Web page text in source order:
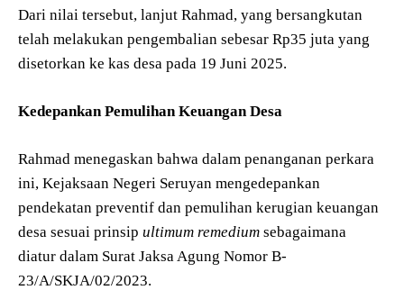
Dari nilai tersebut, lanjut Rahmad, yang bersangkutan
telah melakukan pengembalian sebesar Rp35 juta yang
disetorkan ke kas desa pada 19 Juni 2025.
Kedepankan Pemulihan Keuangan Desa
Rahmad menegaskan bahwa dalam penanganan perkara
ini, Kejaksaan Negeri Seruyan mengedepankan
pendekatan preventif dan pemulihan kerugian keuangan
desa sesuai prinsip ultimum remedium sebagaimana
diatur dalam Surat Jaksa Agung Nomor B-
23/A/SKJA/02/2023.